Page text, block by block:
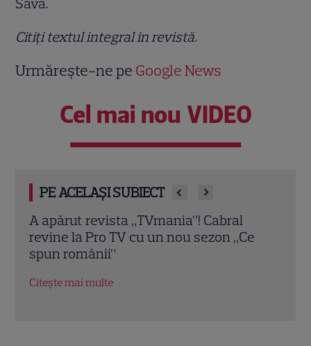
Sava.
Citiţi textul integral în revistă.
Urmărește-ne pe Google News
Cel mai nou VIDEO
PE ACELAȘI SUBIECT
A apărut noul număr TVmania! Amalia
Enache: O aniversare… de gală!